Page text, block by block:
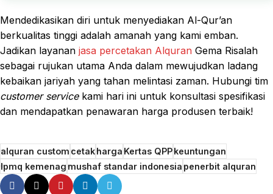
Mendedikasikan diri untuk menyediakan Al-Qur’an
berkualitas tinggi adalah amanah yang kami emban.
Jadikan layanan jasa percetakan Alquran Gema Risalah
sebagai rujukan utama Anda dalam mewujudkan ladang
kebaikan jariyah yang tahan melintasi zaman. Hubungi tim
customer servicekami hari ini untuk konsultasi spesifikasi
dan mendapatkan penawaran harga produsen terbaik!
alquran customcetakhargaKertas QPPkeuntungan
lpmq kemenagmushaf standar indonesiapenerbit alquran